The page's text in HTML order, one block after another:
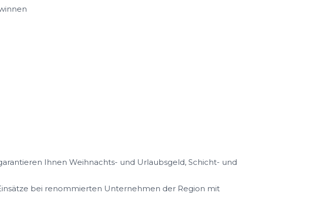
Ihnen Weihnachts- und Urlaubsgeld, Schicht- und
bei renommierten Unternehmen der Region mit